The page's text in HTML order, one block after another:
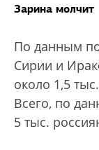
Зарина молчит
По данным
Сирии и
около 1,5
Всего, по
5 тыс.